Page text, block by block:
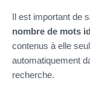
Il est important de
nombre de mots
contenus à elle
automatiquement
recherche.